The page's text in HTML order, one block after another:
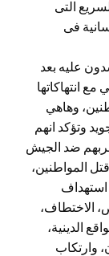
التى
فى
عليه بعد
انتهاكاتها
وهاهي
وتؤكد انهم
حربهم ضد الجيش
المواطنين،
استهداف
الاختطاف،
الدينية،
وارتكاب